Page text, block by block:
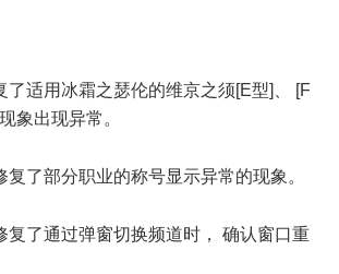
了适用冰霜之瑟伦的维京之须[E型]、 [F
象出现异常。
复了部分职业的称号显示异常的现象。
复了通过弹窗切换频道时， 确认窗口重